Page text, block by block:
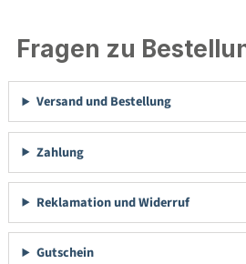
Fragen zu
Versand und Bestellung
Zahlung
Reklamation und Widerruf
Gutschein